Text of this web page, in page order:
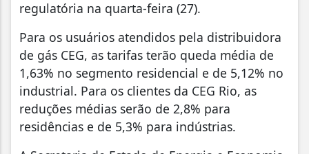
regulatória na quarta-feira (27).
Para os usuários atendidos pela distribuidora
de gás CEG, as tarifas terão queda média de
1,63% no segmento residencial e de 5,12% no
industrial. Para os clientes da CEG Rio, as
reduções médias serão de 2,8% para
residências e de 5,3% para indústrias.